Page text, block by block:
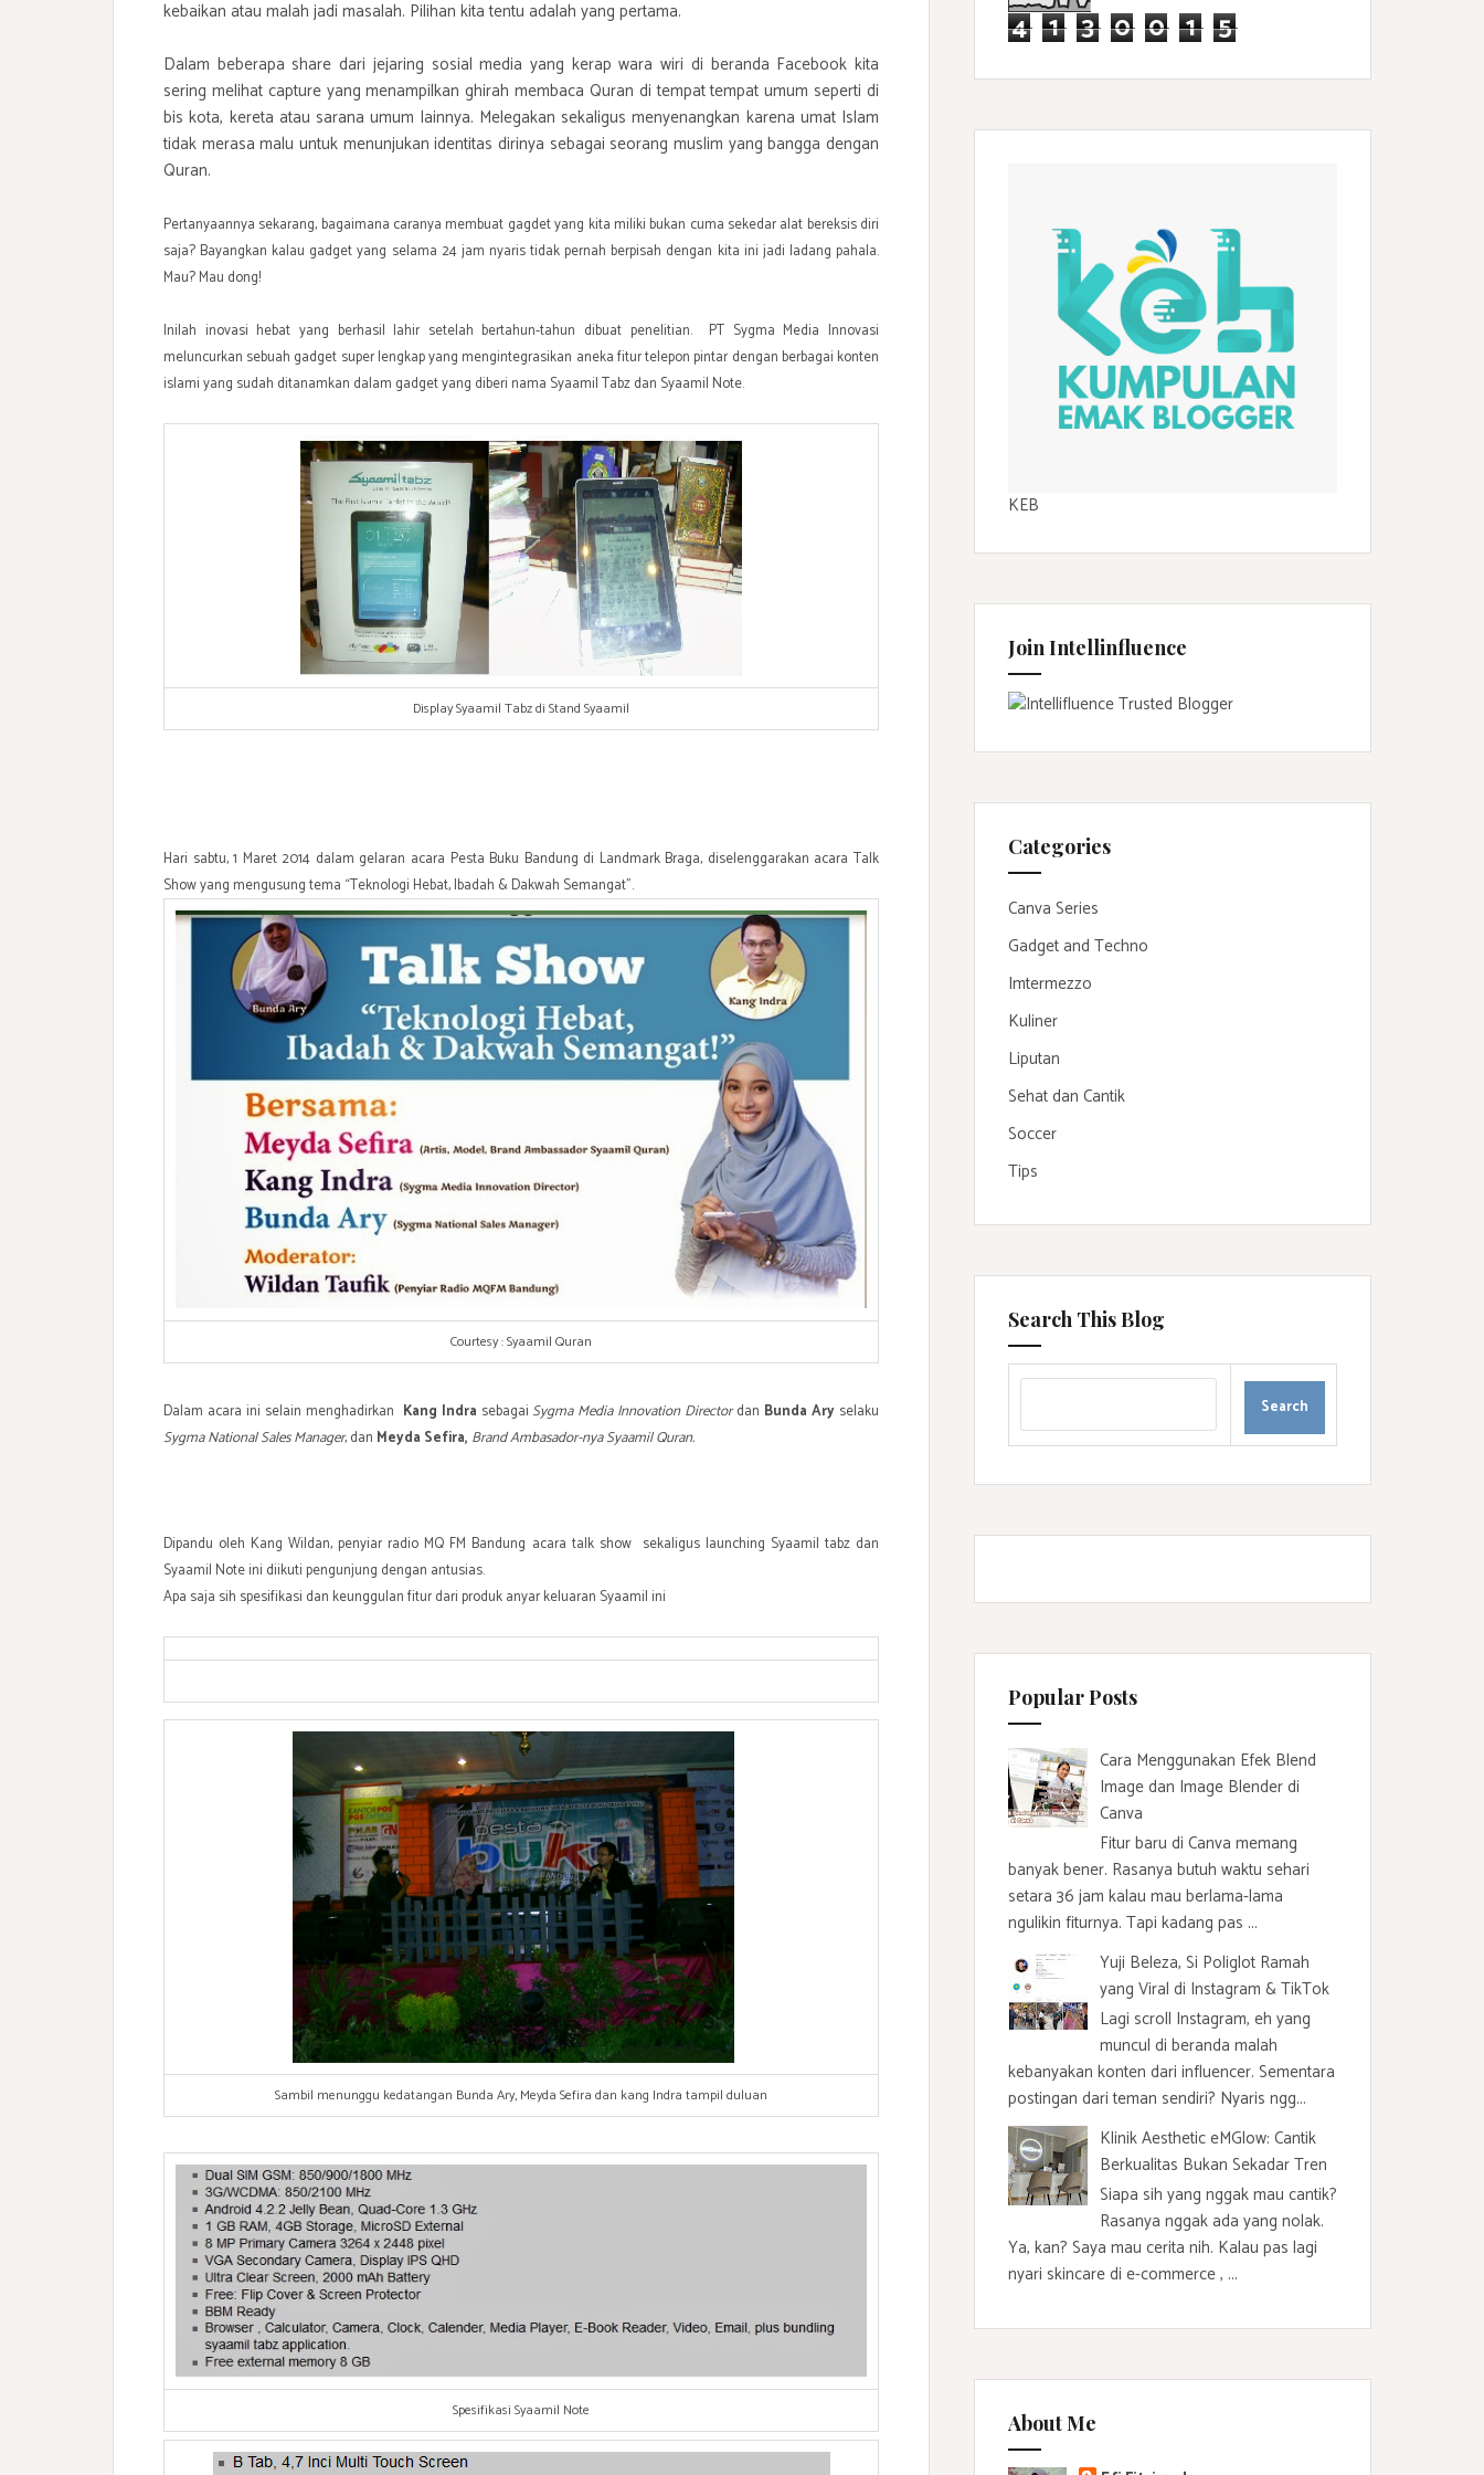
kebaikan atau malah jadi masalah. Pilihan kita tentu adalah yang pertama.
Dalam beberapa share dari jejaring sosial media yang kerap wara wiri di beranda Facebook kita
sering melihat capture yang menampilkan ghirah membaca Quran di tempat tempat umum seperti di
bis kota, kereta atau sarana umum lainnya. Melegakan sekaligus menyenangkan karena umat Islam
tidak merasa malu untuk menunjukan identitas dirinya sebagai seorang muslim yang bangga dengan
Quran.
Pertanyaannya sekarang, bagaimana caranya membuat gagdet yang kita miliki bukan cuma sekedar alat bereksis diri
saja? Bayangkan kalau gadget yang selama 24 jam nyaris tidak pernah berpisah dengan kita ini jadi ladang pahala.
Mau? Mau dong!
Inilah inovasi hebat yang berhasil lahir setelah bertahun-tahun dibuat penelitian. PT Sygma Media Innovasi
meluncurkan sebuah gadget super lengkap yang mengintegrasikan aneka fitur telepon pintar dengan berbagai konten
islami yang sudah ditanamkan dalam gadget yang diberi nama Syaamil Tabz dan Syaamil Note.
Display Syaamil Tabz di Stand Syaamil
Hari sabtu, 1 Maret 2014 dalam gelaran acara Pesta Buku Bandung di Landmark Braga, diselenggarakan acara Talk
Show yang mengusung tema “Teknologi Hebat, Ibadah & Dakwah Semangat”.
Courtesy : Syaamil Quran
Dalam acara ini selain menghadirkan Kang Indra sebagai Sygma Media Innovation Directordan Bunda Ary selaku
Sygma National Sales Manager, dan Meyda Sefira, Brand Ambasador-nya Syaamil Quran.
Dipandu oleh Kang Wildan, penyiar radio MQ FM Bandung acara talk show sekaligus launching Syaamil tabz dan
Syaamil Note ini diikuti pengunjung dengan antusias.
Apa saja sih spesifikasi dan keunggulan fitur dari produk anyar keluaran Syaamil ini
Sambil menunggu kedatangan Bunda Ary, Meyda Sefira dan kang Indra tampil duluan
Spesifikasi Syaamil Note
4 1 3 0 0 1 5
KEB
Join Intellinfluence
Categories
Canva Series
Gadget and Techno
Imtermezzo
Kuliner
Liputan
Sehat dan Cantik
Soccer
Tips
Search This Blog
Popular Posts
Cara Menggunakan Efek Blend
Image dan Image Blender di
Canva
Fitur baru di Canva memang
banyak bener. Rasanya butuh waktu sehari
setara 36 jam kalau mau berlama-lama
ngulikin fiturnya. Tapi kadang pas ...
Yuji Beleza, Si Poliglot Ramah
yang Viral di Instagram & TikTok
Lagi scroll Instagram, eh yang
muncul di beranda malah
kebanyakan konten dari influencer. Sementara
postingan dari teman sendiri? Nyaris ngg...
Klinik Aesthetic eMGlow: Cantik
Berkualitas Bukan Sekadar Tren
Siapa sih yang nggak mau cantik?
Rasanya nggak ada yang nolak.
Ya, kan? Saya mau cerita nih. Kalau pas lagi
nyari skincare di e-commerce , ...
About Me